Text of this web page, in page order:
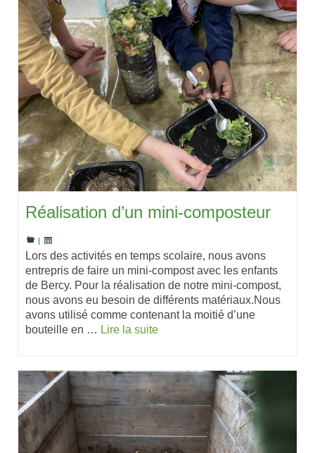
Réalisation d’un mini-composteur
Lors des activités en temps scolaire, nous avons
entrepris de faire un mini-compost avec les enfants
de Bercy. Pour la réalisation de notre mini-compost,
nous avons eu besoin de différents matériaux.Nous
avons utilisé comme contenant la moitié d’une
bouteille en … Lire la suite